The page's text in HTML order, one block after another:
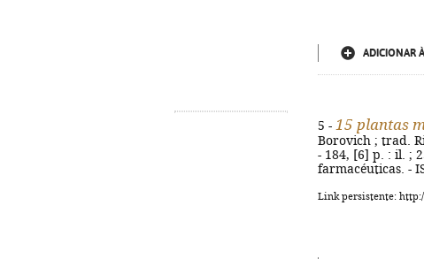
ADICIONAR
5 - 15 plantas
Borovich ; trad.
- 184, [6] p. : il. ;
farmacéuticas. -
Link persistente: